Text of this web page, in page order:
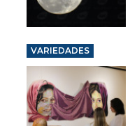
VARIEDADES